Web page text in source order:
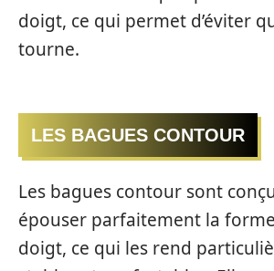
doigt, ce qui permet d’éviter
tourne.
LES BAGUES CONTOUR
Les bagues contour sont
épouser parfaitement la
doigt, ce qui les rend